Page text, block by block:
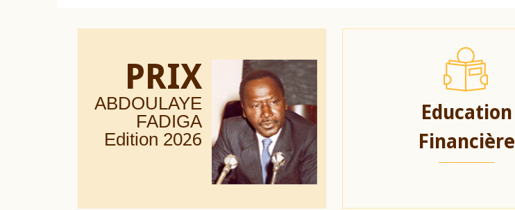
PRIX
ABDOULAYE
FADIGA
Edition 2026
Education
Financière